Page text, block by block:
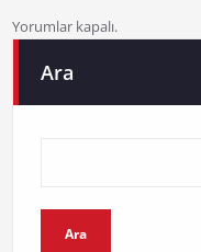
Yorumlar kapalı.
Ara
Ara